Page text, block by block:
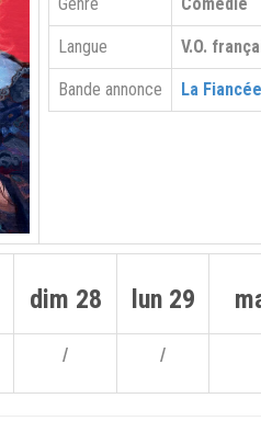
Langue V.O.
Bande annonce La
dim 28 lun 29
/ /